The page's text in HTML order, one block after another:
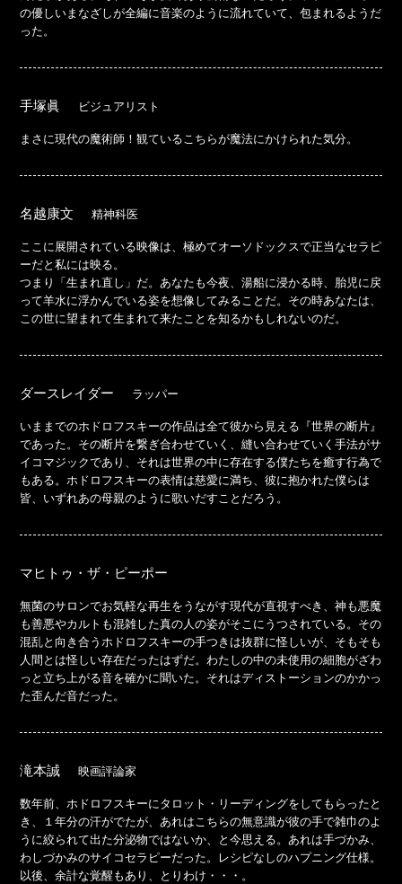
の優しいまなざしが全編に音楽のように流れていて、包まれるようだ
った。
手塚眞 ビジュアリスト
まさに現代の魔術師！観ているこちらが魔法にかけられた気分。
名越康文 精神科医
ここに展開されている映像は、極めてオーソドックスで正当なセラピ
ーだと私には映る。
つまり「生まれ直し」だ。あなたも今夜、湯船に浸かる時、胎児に戻
って羊水に浮かんでいる姿を想像してみることだ。その時あなたは、
この世に望まれて生まれて来たことを知るかもしれないのだ。
ダースレイダー ラッパー
いままでのホドロフスキーの作品は全て彼から見える『世界の断片』
であった。その断片を繋ぎ合わせていく、縫い合わせていく手法がサ
イコマジックであり、それは世界の中に存在する僕たちを癒す行為で
もある。ホドロフスキーの表情は慈愛に満ち、彼に抱かれた僕らは
皆、いずれあの母親のように歌いだすことだろう。
マヒトゥ・ザ・ピーポー
無菌のサロンでお気軽な再生をうながす現代が直視すべき、神も悪魔
も善悪やカルトも混雑した真の人の姿がそこにうつされている。その
混乱と向き合うホドロフスキーの手つきは抜群に怪しいが、そもそも
人間とは怪しい存在だったはずだ。わたしの中の未使用の細胞がざわ
っと立ち上がる音を確かに聞いた。それはディストーションのかかっ
た歪んだ音だった。
滝本誠 映画評論家
数年前、ホドロフスキーにタロット・リーディングをしてもらったと
き、１年分の汗がでたが、あれはこちらの無意識が彼の手で雑巾のよ
うに絞られて出た分泌物ではないか、と今思える。あれは手づかみ、
わしづかみのサイコセラピーだった。レシピなしのハプニング仕様。
以後、余計な覚醒もあり、とりわけ・・・。